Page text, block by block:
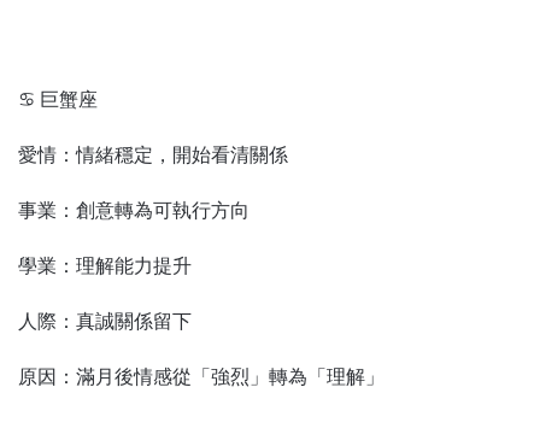
♋ 巨蟹座
愛情：情緒穩定，開始看清關係
事業：創意轉為可執行方向
學業：理解能力提升
人際：真誠關係留下
原因：滿月後情感從「強烈」轉為「理解」